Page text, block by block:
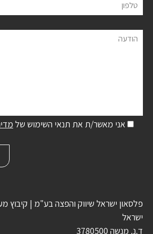
טלפון
הודעה
אני מאשר/ת את תנאי השימוש של
פלסאון ישראל שיווק והפצה בע"מ | קיבוץ
ישראל
ד.נ. מנשה 3780500